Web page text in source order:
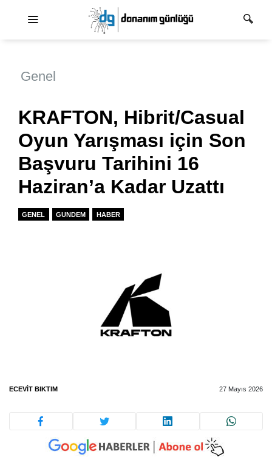
Genel
KRAFTON, Hibrit/Casual
Oyun Yarışması için Son
Başvuru Tarihini 16
Haziran’a Kadar Uzattı
GENEL GUNDEM HABER
ECEVIT BIKTIM 27 Mayıs 2026